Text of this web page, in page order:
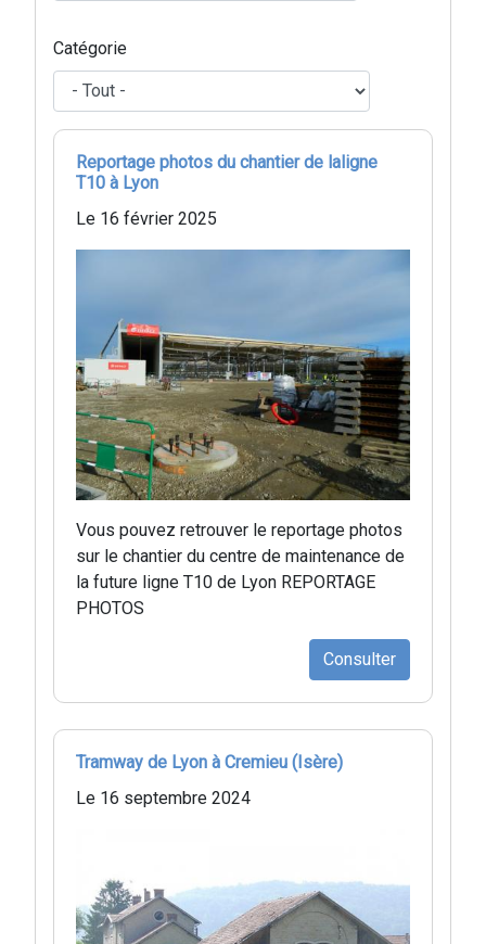
Catégorie
Reportage photos du chantier de laligne
T10 à Lyon
Le 16 février 2025
Vous pouvez retrouver le reportage photos
sur le chantier du centre de maintenance de
la future ligne T10 de Lyon REPORTAGE
PHOTOS
Consulter
Tramway de Lyon à Cremieu (Isère)
Le 16 septembre 2024